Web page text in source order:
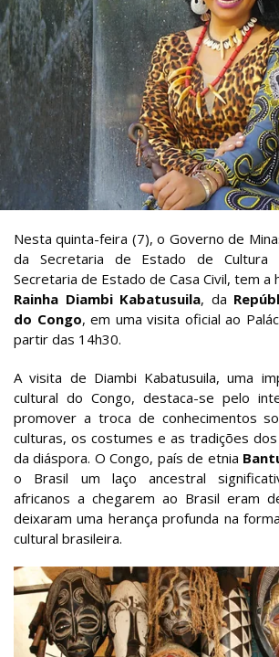
Nesta quinta-feira (7), o Governo de
da Secretaria de Estado de
Secretaria de Estado de Casa Civil, tem a
Rainha Diambi Kabatusuila, da
do Congo, em uma visita oficial ao
partir das 14h30.
A visita de Diambi Kabatusuila, uma
cultural do Congo, destaca-se pelo
promover a troca de conhecimentos
culturas, os costumes e as tradições
da diáspora. O Congo, país de etnia
o Brasil um laço ancestral
africanos a chegarem ao Brasil eram
deixaram uma herança profunda na
cultural brasileira.